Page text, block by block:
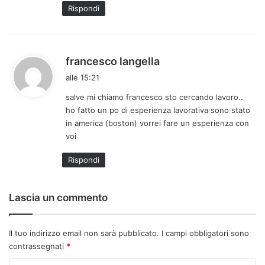
Rispondi
francesco langella
e
t
t
alle 15:21
salve mi chiamo francesco sto cercando lavoro..
ho fatto un po di esperienza lavorativa sono stato
in america (boston) vorrei fare un esperienza con
voi
Rispondi
Lascia un commento
Il tuo indirizzo email non sarà pubblicato. I campi obbligatori sono
contrassegnati *